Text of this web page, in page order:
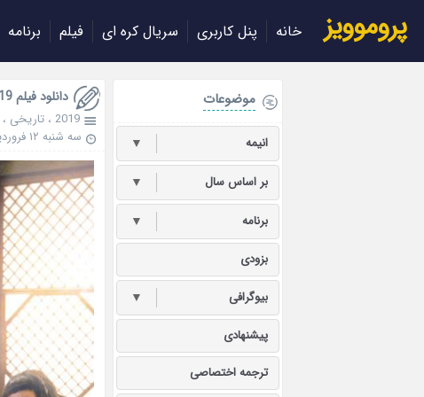
پروموویز خانه پنل کاربری سریال کره ای فیلم برنامه
دانلود فیلم Jesters: The Game Changers 2019
2019 ، تاریخی ،
سه شنبه ۱۲ فروردین ۱۳۹۹
موضوعات
انیمه ▼
بر اساس سال ▼
برنامه ▼
بزودی
بیوگرافی ▼
پیشنهادی
ترجمه اختصاصی